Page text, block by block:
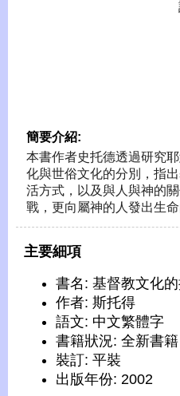
簡要介紹:
本書作者史托德透過研究
化與世俗文化的分別，指
活方式，以及與人與神的
戰，更向屬神的人發出生命
主要細項
書名: 基督教文化
作者: 斯托得
語文: 中文繁體字
書籍狀況: 全新書籍
裝訂: 平裝
出版年份: 2002